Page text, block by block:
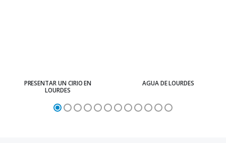
PRESENTAR UN CIRIO EN
LOURDES
AGUA DE LOURDES